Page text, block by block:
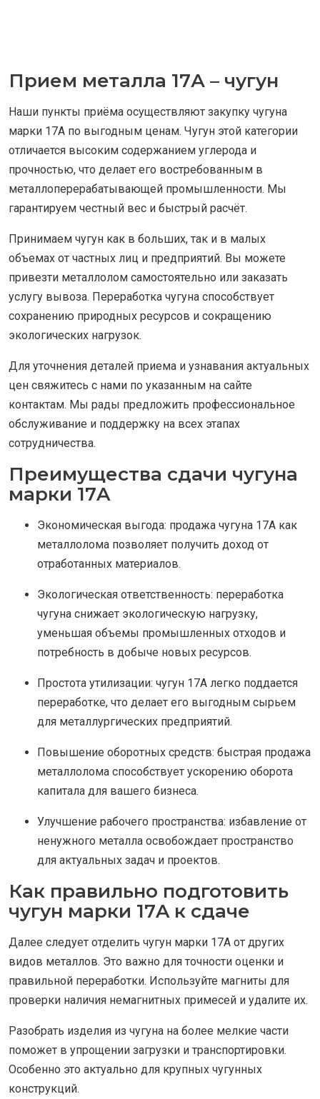
Прием металла 17А – чугун
Наши пункты приёма осуществляют закупку чугуна
марки 17A по выгодным ценам. Чугун этой категории
отличается высоким содержанием углерода и
прочностью, что делает его востребованным в
металлоперерабатывающей промышленности. Мы
гарантируем честный вес и быстрый расчёт.
Принимаем чугун как в больших, так и в малых
объемах от частных лиц и предприятий. Вы можете
привезти металлолом самостоятельно или заказать
услугу вывоза. Переработка чугуна способствует
сохранению природных ресурсов и сокращению
экологических нагрузок.
Для уточнения деталей приема и узнавания актуальных
цен свяжитесь с нами по указанным на сайте
контактам. Мы рады предложить профессиональное
обслуживание и поддержку на всех этапах
сотрудничества.
Преимущества сдачи чугуна
марки 17A
Экономическая выгода: продажа чугуна 17A как
металлолома позволяет получить доход от
отработанных материалов.
Экологическая ответственность: переработка
чугуна снижает экологическую нагрузку,
уменьшая объемы промышленных отходов и
потребность в добыче новых ресурсов.
Простота утилизации: чугун 17A легко поддается
переработке, что делает его выгодным сырьем
для металлургических предприятий.
Повышение оборотных средств: быстрая продажа
металлолома способствует ускорению оборота
капитала для вашего бизнеса.
Улучшение рабочего пространства: избавление от
ненужного металла освобождает пространство
для актуальных задач и проектов.
Как правильно подготовить
чугун марки 17A к сдаче
Далее следует отделить чугун марки 17A от других
видов металлов. Это важно для точности оценки и
правильной переработки. Используйте магниты для
проверки наличия немагнитных примесей и удалите их.
Разобрать изделия из чугуна на более мелкие части
поможет в упрощении загрузки и транспортировки.
Особенно это актуально для крупных чугунных
конструкций.